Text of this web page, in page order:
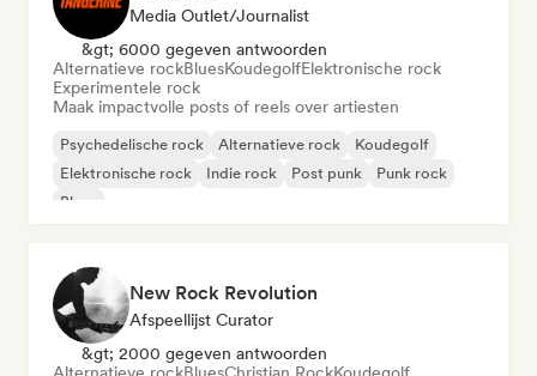
Media Outlet/Journalist
&gt; 6000 gegeven antwoorden
Alternatieve rockBluesKoudegolfElektronische rock
Experimentele rock
Maak impactvolle posts of reels over artiesten
Psychedelische rock Alternatieve rock
Koudegolf
Elektronische rock
Indie rock Post punk
Punk rock
Blues
New Rock Revolution
Afspeellijst Curator
&gt; 2000 gegeven antwoorden